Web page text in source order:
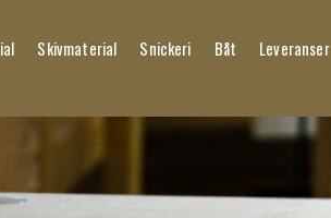
Skivmaterial Snickeri Båt Leveranser